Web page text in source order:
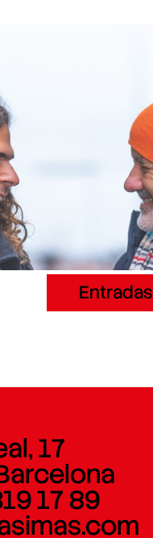
Entradas
17
17 89